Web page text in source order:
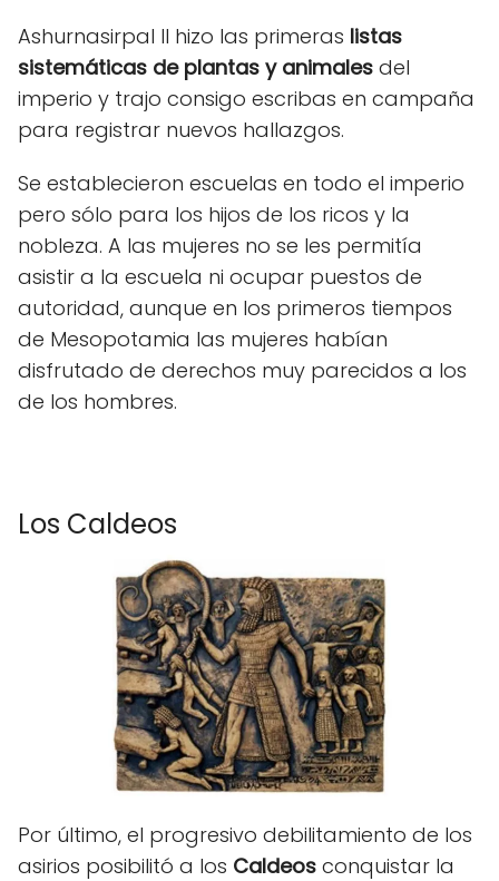
Ashurnasirpal II hizo las primeras listas
sistemáticas de plantas y animales del
imperio y trajo consigo escribas en campaña
para registrar nuevos hallazgos.
Se establecieron escuelas en todo el imperio
pero sólo para los hijos de los ricos y la
nobleza. A las mujeres no se les permitía
asistir a la escuela ni ocupar puestos de
autoridad, aunque en los primeros tiempos
de Mesopotamia las mujeres habían
disfrutado de derechos muy parecidos a los
de los hombres.
Los Caldeos
Por último, el progresivo debilitamiento de los
asirios posibilitó a los Caldeos conquistar la